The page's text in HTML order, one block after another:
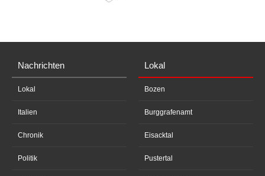
Nachrichten
Lokal
Italien
Chronik
Politik
Lokal
Bozen
Burggrafenamt
Eisacktal
Pustertal